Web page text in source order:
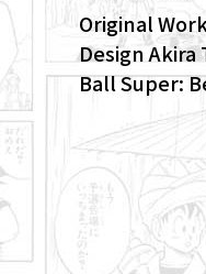
Original
Design Akira
Ball Super:
Dragon Ball